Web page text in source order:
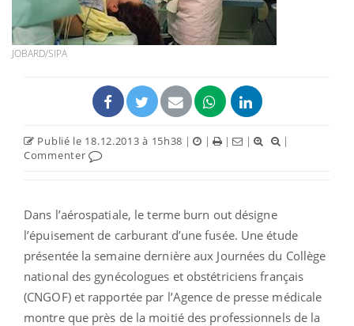
JOBARD/SIPA
Publié le 18.12.2013 à 15h38 | | | |
|
Commenter
Dans l’aérospatiale, le terme burn out désigne
l’épuisement de carburant d’une fusée. Une étude
présentée la semaine dernière aux Journées du Collège
national des gynécologues et obstétriciens français
(CNGOF) et rapportée par l’Agence de presse médicale
montre que près de la moitié des professionnels de la